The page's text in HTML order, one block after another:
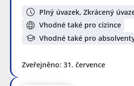
Plný úvazek, Zkrácený
Vhodné také pro cizince
Vhodné také pro
Zveřejněno: 31. července